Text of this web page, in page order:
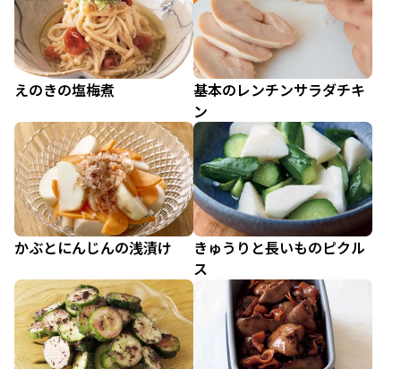
えのきの塩梅煮
基本のレンチンサラダチキ
ン
かぶとにんじんの浅漬け
きゅうりと長いものピクル
ス